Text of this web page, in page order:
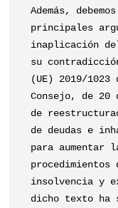
Además,
principales
inaplicación
su
(UE) 2019/
Consejo, de 20
de
de deudas e
para
insolvencia y
dicho texto ha